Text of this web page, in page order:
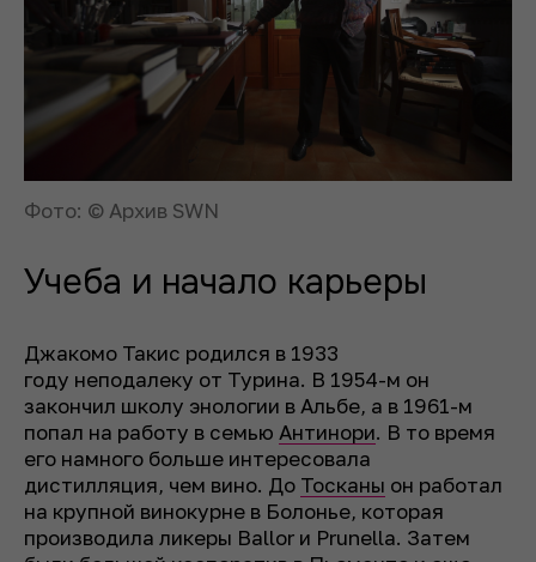
Фото: © Архив SWN
Учеба и начало карьеры
Джакомо Такис родился в 1933
году неподалеку от Турина. В 1954-м он
закончил школу энологии в Альбе, а в 1961-м
попал на работу в семью Антинори. В то время
его намного больше интересовала
дистилляция, чем вино. До Тосканы он работал
на крупной винокурне в Болонье, которая
производила ликеры Ballor и Prunella. Затем